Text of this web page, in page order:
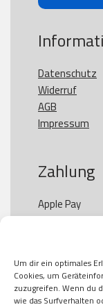
Um dir ein optimales
Cookies, um
zuzugreifen. Wenn du
wie das Surfverhalten
Datenschutz
Widerruf
AGB
Impressum
Zahlung
Apple Pay
Paypal
Kauf auf
Klarna